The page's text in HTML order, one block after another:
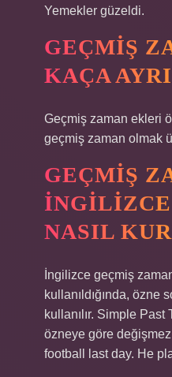
Yemekler güzeldi.
GEÇMIŞ
KAÇA
Geçmiş zaman ekleri
geçmiş zaman olmak
GEÇMIŞ
NASIL
İngilizce geçmiş
kullanıldığında, özne
kullanılır. Simple Past
özneye göre
football last day. He